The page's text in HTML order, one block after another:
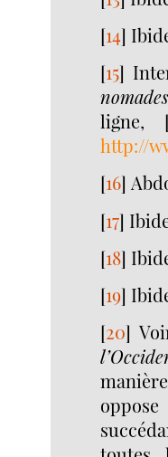
[14]
[15]
nomades
ligne,
http://
[16]
[17]
[18]
[19]
[20]